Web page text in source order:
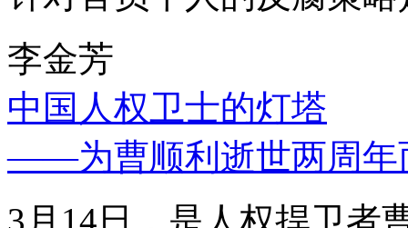
李金芳
中国人权卫士的灯塔
——为曹顺利逝世两周年
3月14日，是人权捍卫者